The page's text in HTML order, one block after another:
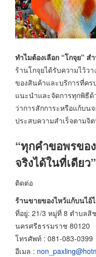
ทำไมต้องเลือก “โกจุย” ส
ร้านโกจุยได้รับความไว้ว
ของสินค้าและบริการที่คร
แนะนำและจัดการทุกพิธี
ว่าการสักการะหรือแก้บน
ประสบความสำเร็จตามจิ
“ทุกคำขอพรขอ
จริงได้ในที่เดียว”
ติดต่อ
ร้านขายของไหว้แก้บนไอ้
ที่อยู่: 21/3 หมู่ที่ 8 ตำบลสิ
นครศรีธรรมราช 80120
โทรศัพท์ : 081-083-0399
อีเมล :